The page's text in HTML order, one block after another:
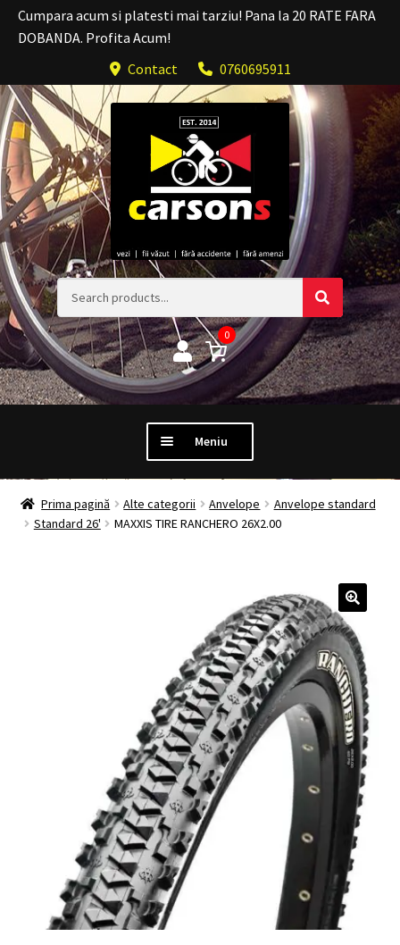
Cumpara acum si platesti mai tarziu! Pana la 20 RATE FARA
DOBANDA. Profita Acum!
Contact
0760695911
0
Meniu
PROMOTII
copil
Extinde
meniul
copil
MANSOANE
Extinde
meniul
copil
ANVELOPE
Extinde
meniul
copil
MENTENANTA
ALTE CATEGORII
Extinde
meniul
copil
Prima pagină Alte categorii Anvelope
Anvelope standard
Standard 26'
MAXXIS TIRE RANCHERO 26X2.00